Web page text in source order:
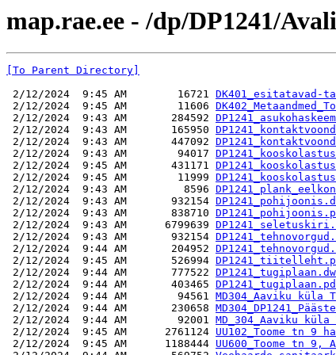
map.rae.ee - /dp/DP1241/
[To Parent Directory]
2/12/2024  9:45 AM        16721 DK401_esitatavad-
2/12/2024  9:45 AM        11606
2/12/2024  9:43 AM       284592
2/12/2024  9:43 AM       165950
2/12/2024  9:43 AM       447092
2/12/2024  9:43 AM        94017
2/12/2024  9:45 AM       431171
2/12/2024  9:45 AM        11999
2/12/2024  9:43 AM         8596
2/12/2024  9:43 AM       932154
2/12/2024  9:43 AM       838710
2/12/2024  9:43 AM      6799639
2/12/2024  9:43 AM       932154
2/12/2024  9:44 AM       204952
2/12/2024  9:45 AM       526994
2/12/2024  9:44 AM       777522
2/12/2024  9:44 AM       403465
2/12/2024  9:44 AM        94561 MD304_Aaviku
2/12/2024  9:44 AM       230658
2/12/2024  9:44 AM        92001 MD_304_Aaviku
2/12/2024  9:45 AM      2761124 UU102_Toome tn 9
2/12/2024  9:45 AM      1188444 UU600_Toome tn